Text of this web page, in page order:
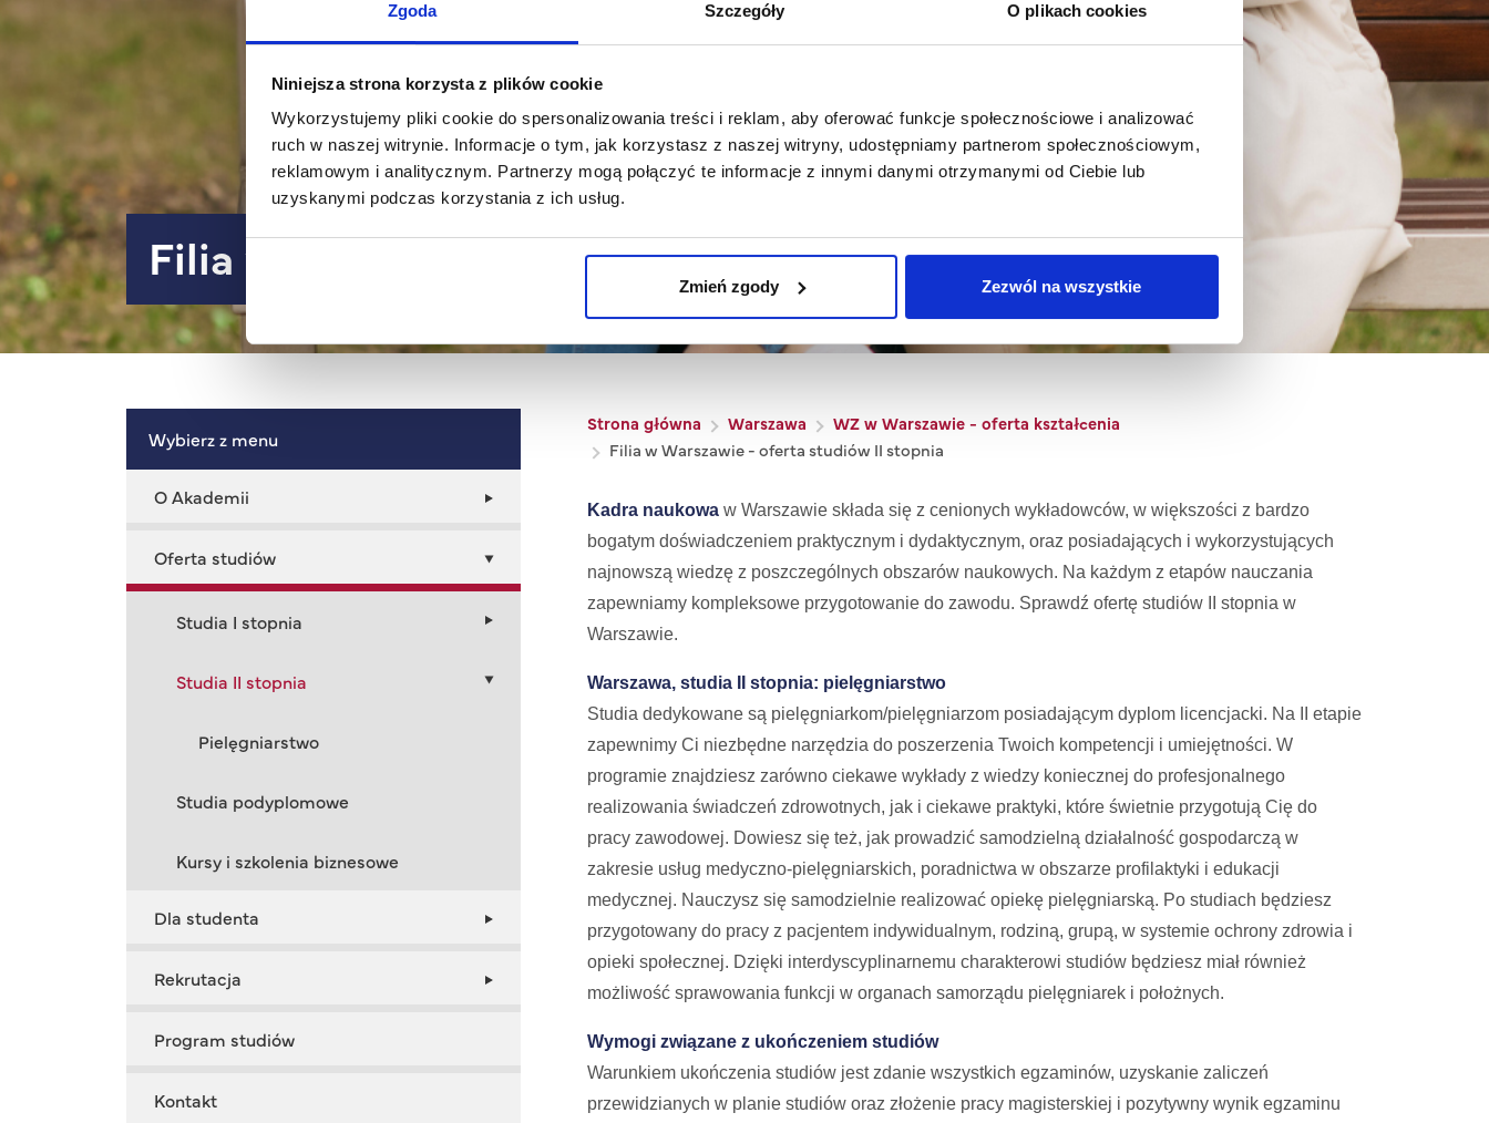
Zgoda Szczegóły O plikach cookies
Niniejsza strona korzysta z plików cookie
Wykorzystujemy pliki cookie do spersonalizowania treści i reklam, aby oferować funkcje społecznościowe i analizować
ruch w naszej witrynie. Informacje o tym, jak korzystasz z naszej witryny, udostępniamy partnerom społecznościowym,
reklamowym i analitycznym. Partnerzy mogą połączyć te informacje z innymi danymi otrzymanymi od Ciebie lub
uzyskanymi podczas korzystania z ich usług.
Zmień zgody Zezwól na wszystkie
Filia w Warszawie - oferta studiów II stopnia
Wybierz z menu
O Akademii
Oferta studiów
Studia I stopnia
Studia II stopnia
Pielęgniarstwo
Studia podyplomowe
Kursy i szkolenia biznesowe
Dla studenta
Rekrutacja
Program studiów
Kontakt
Ścieżka nawigacyjna
Strona główna Warszawa
WZ w Warszawie - oferta kształcenia
Filia w Warszawie - oferta studiów II stopnia
Kadra naukowa w Warszawie składa się z cenionych wykładowców, w większości z bardzo
bogatym doświadczeniem praktycznym i dydaktycznym, oraz posiadających i wykorzystujących
najnowszą wiedzę z poszczególnych obszarów naukowych. Na każdym z etapów nauczania
zapewniamy kompleksowe przygotowanie do zawodu. Sprawdź ofertę studiów II stopnia w
Warszawie.
Warszawa, studia II stopnia: pielęgniarstwo
Studia dedykowane są pielęgniarkom/pielęgniarzom posiadającym dyplom licencjacki. Na II etapie
zapewnimy Ci niezbędne narzędzia do poszerzenia Twoich kompetencji i umiejętności. W
programie znajdziesz zarówno ciekawe wykłady z wiedzy koniecznej do profesjonalnego
realizowania świadczeń zdrowotnych, jak i ciekawe praktyki, które świetnie przygotują Cię do
pracy zawodowej. Dowiesz się też, jak prowadzić samodzielną działalność gospodarczą w
zakresie usług medyczno-pielęgniarskich, poradnictwa w obszarze profilaktyki i edukacji
medycznej. Nauczysz się samodzielnie realizować opiekę pielęgniarską. Po studiach będziesz
przygotowany do pracy z pacjentem indywidualnym, rodziną, grupą, w systemie ochrony zdrowia i
opieki społecznej. Dzięki interdyscyplinarnemu charakterowi studiów będziesz miał również
możliwość sprawowania funkcji w organach samorządu pielęgniarek i położnych.
Wymogi związane z ukończeniem studiów
Warunkiem ukończenia studiów jest zdanie wszystkich egzaminów, uzyskanie zaliczeń
przewidzianych w planie studiów oraz złożenie pracy magisterskiej i pozytywny wynik egzaminu